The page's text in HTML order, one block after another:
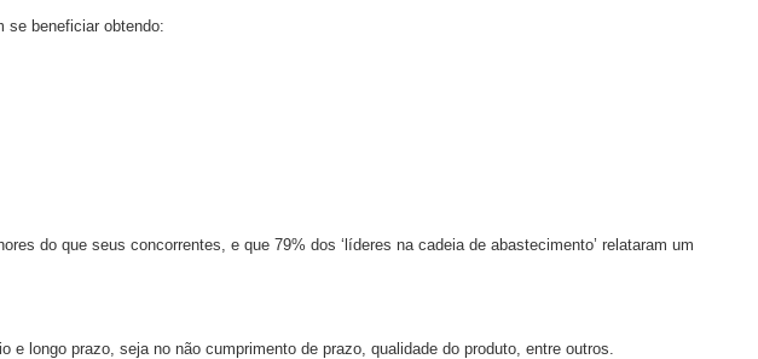
se beneficiar obtendo:
do que seus concorrentes, e que 79% dos ‘líderes na cadeia de abastecimento’ relataram um
longo prazo, seja no não cumprimento de prazo, qualidade do produto, entre outros.